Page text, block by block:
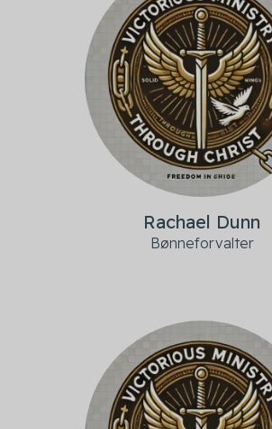
Rachael Dunn
Bønneforvalter